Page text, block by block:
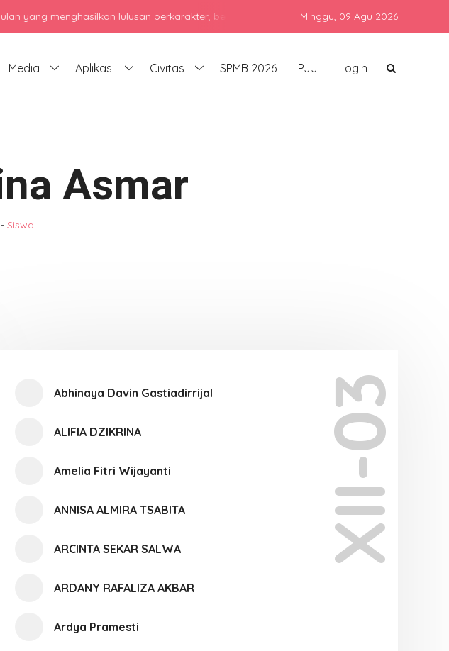
menghasilkan lulusan berkarakter, berprestasi, dan siap bersaing di era global dengan
Minggu, 09 Agu 2026
Media Aplikasi Civitas SPMB 2026 PJJ Login
Asmar
- Siswa
XII-03
Abhinaya Davin Gastiadirrijal
ALIFIA DZIKRINA
Amelia Fitri Wijayanti
ANNISA ALMIRA TSABITA
ARCINTA SEKAR SALWA
ARDANY RAFALIZA AKBAR
Ardya Pramesti